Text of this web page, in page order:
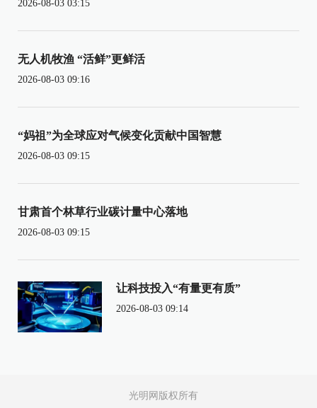
2026-08-03 03:15
无人机牧渔 “活鲜”更鲜活
2026-08-03 09:16
“妈祖”为全球应对气候变化贡献中国智慧
2026-08-03 09:15
甘肃首个林草行业碳计量中心落地
2026-08-03 09:15
让科技投入“有量更有质”
2026-08-03 09:14
光明网版权所有